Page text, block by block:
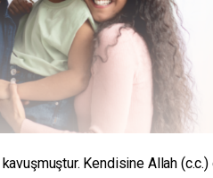
Kendisine Allah